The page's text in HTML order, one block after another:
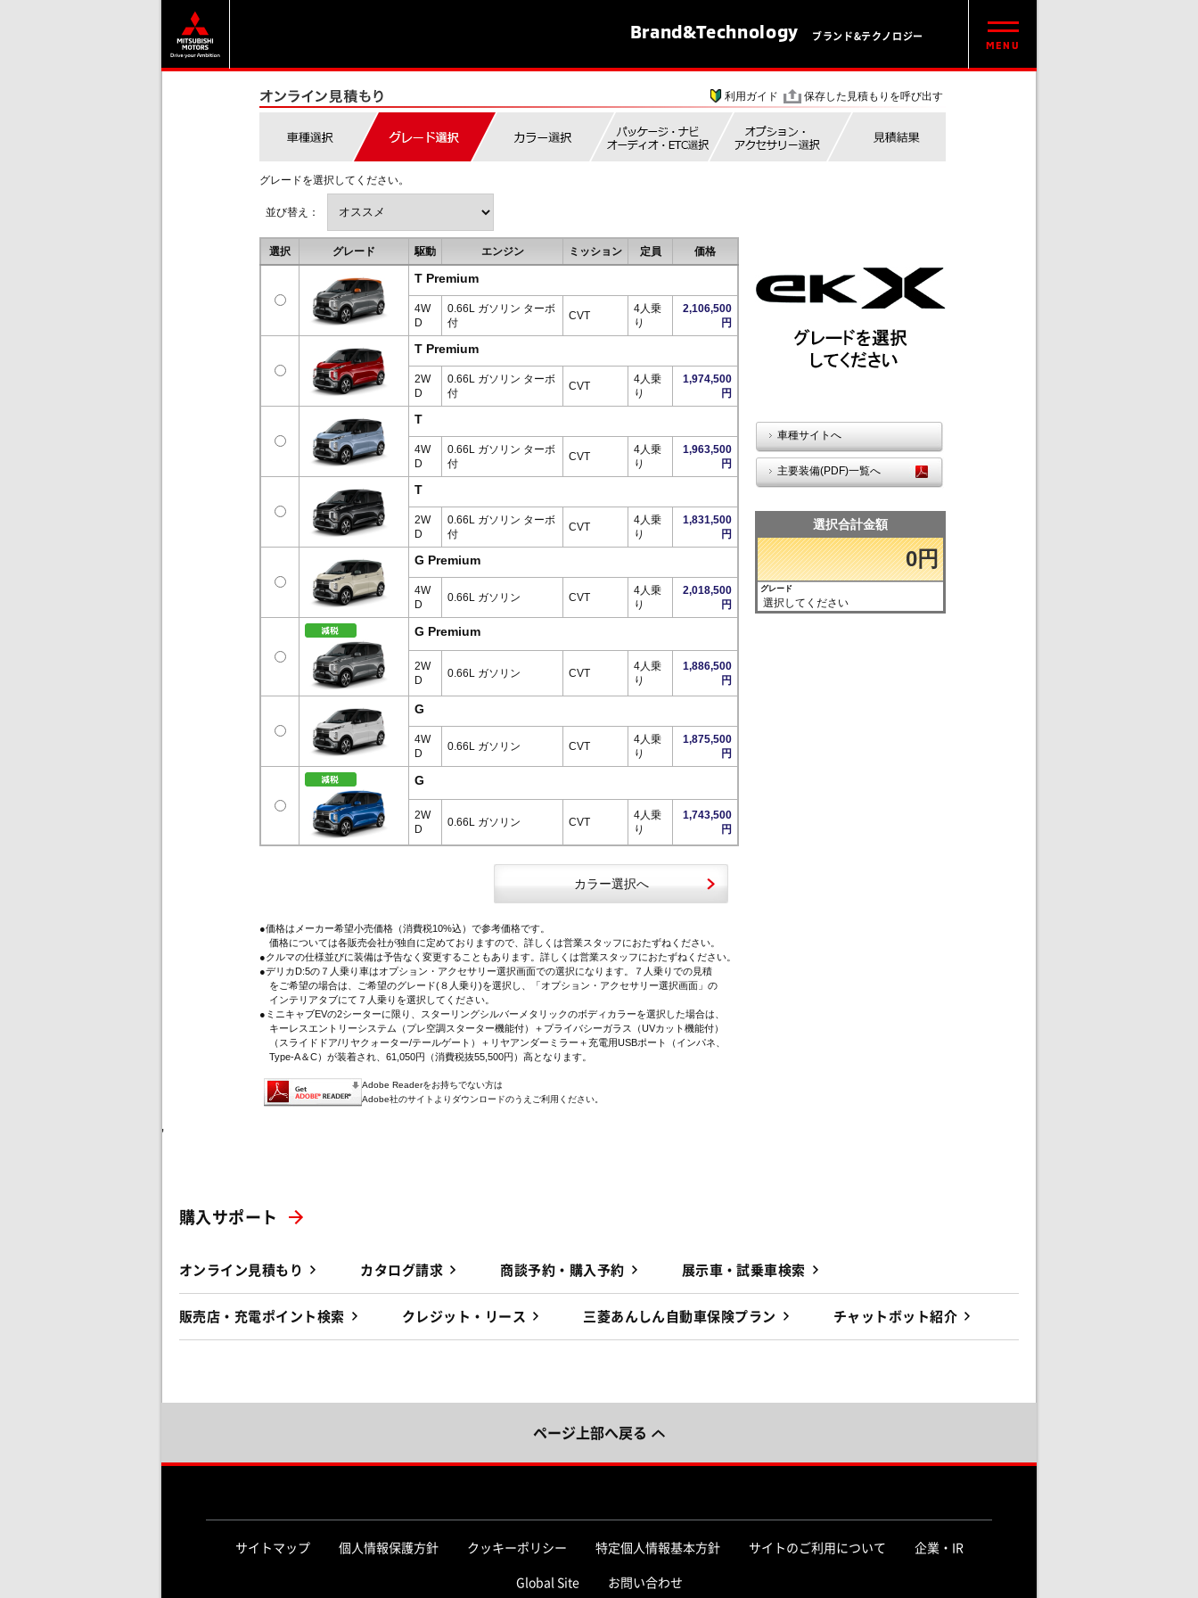
Brand&Technology ブランド&テクノロジー
利用ガイド 保存した見積もりを呼び出す
グレードを選択してください。
並び替え：
選択 グレード 駆動 エンジン ミッション 定員 価格
T Premium
4W
D
0.66L ガソリン ターボ
付
CVT
4人乗
り
2,106,500
円
T Premium
2W
D
0.66L ガソリン ターボ
付
CVT
4人乗
り
1,974,500
円
T
4W
D
0.66L ガソリン ターボ
付
CVT
4人乗
り
1,963,500
円
T
2W
D
0.66L ガソリン ターボ
付
CVT
4人乗
り
1,831,500
円
G Premium
4W
D
0.66L ガソリン CVT
4人乗
り
2,018,500
円
G Premium
2W
D
0.66L ガソリン CVT
4人乗
り
1,886,500
円
G
4W
D
0.66L ガソリン CVT
4人乗
り
1,875,500
円
G
2W
D
0.66L ガソリン CVT
4人乗
り
1,743,500
円
カラー選択へ
●価格はメーカー希望小売価格（消費税10%込）で参考価格です。
価格については各販売会社が独自に定めておりますので、詳しくは営業スタッフにおたずねください。
●クルマの仕様並びに装備は予告なく変更することもあります。詳しくは営業スタッフにおたずねください。
●デリカD:5の７人乗り車はオプション・アクセサリー選択画面での選択になります。７人乗りでの見積
をご希望の場合は、ご希望のグレード(８人乗り)を選択し、「オプション・アクセサリー選択画面」の
インテリアタブにて７人乗りを選択してください。
●ミニキャブEVの2シーターに限り、スターリングシルバーメタリックのボディカラーを選択した場合は、
キーレスエントリーシステム（プレ空調スターター機能付）＋プライバシーガラス（UVカット機能付）
（スライドドア/リヤクォーター/テールゲート）＋リヤアンダーミラー＋充電用USBポート（インパネ、
Type-A＆C）が装着され、61,050円（消費税抜55,500円）高となります。
Adobe Readerをお持ちでない方は
Adobe社のサイトよりダウンロードのうえご利用ください。
車種サイトへ
主要装備(PDF)一覧へ
選択合計金額
0円
グレード
選択してください
'
購入サポート
オンライン見積もり カタログ請求 商談予約・購入予約 展示車・試乗車検索
販売店・充電ポイント検索 クレジット・リース 三菱あんしん自動車保険プラン チャットボット紹介
ページ上部へ戻る
サイトマップ 個人情報保護方針 クッキーポリシー 特定個人情報基本方針 サイトのご利用について 企業・IR
Global Site お問い合わせ